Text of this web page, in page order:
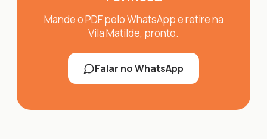
Mande o PDF pelo WhatsApp e retire na
Vila Matilde, pronto.
Falar no WhatsApp